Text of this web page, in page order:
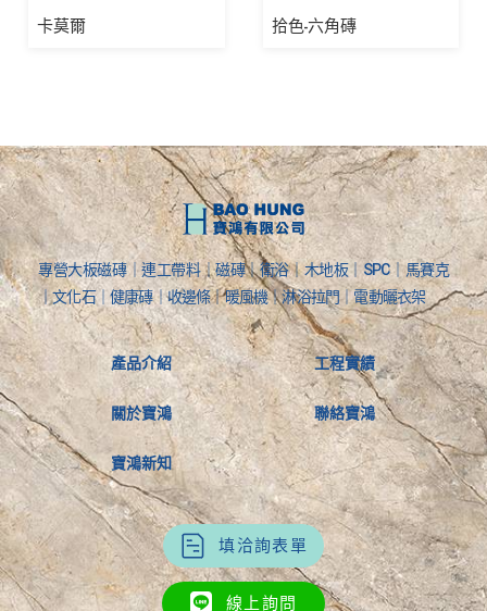
卡莫爾 拾色-六角磚
專營大板磁磚｜連工帶料｜磁磚｜衛浴｜木地板｜SPC｜馬賽克
｜文化石｜健康磚｜收邊條｜暖風機｜淋浴拉門｜電動曬衣架
產品介紹
關於寶鴻
寶鴻新知
工程實績
聯絡寶鴻
填洽詢表單
線上詢問